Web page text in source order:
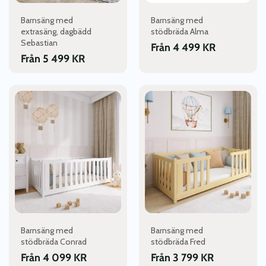
Barnsäng med
extrasäng, dagbädd
Sebastian
Från 5 499 KR
produktsidan
Barnsäng med
stödbräda Alma
Från 4 499 KR
produktsidan
Barnsäng med
stödbräda Conrad
Från 4 099 KR
Den
här
produkten
flera
varianter.
De
alternativen
kan
produktsidan
Barnsäng med
stödbräda Fred
Från 3 799 KR
Den
här
produkten
varianter.
De
olika
alternativen
kan
produktsidan